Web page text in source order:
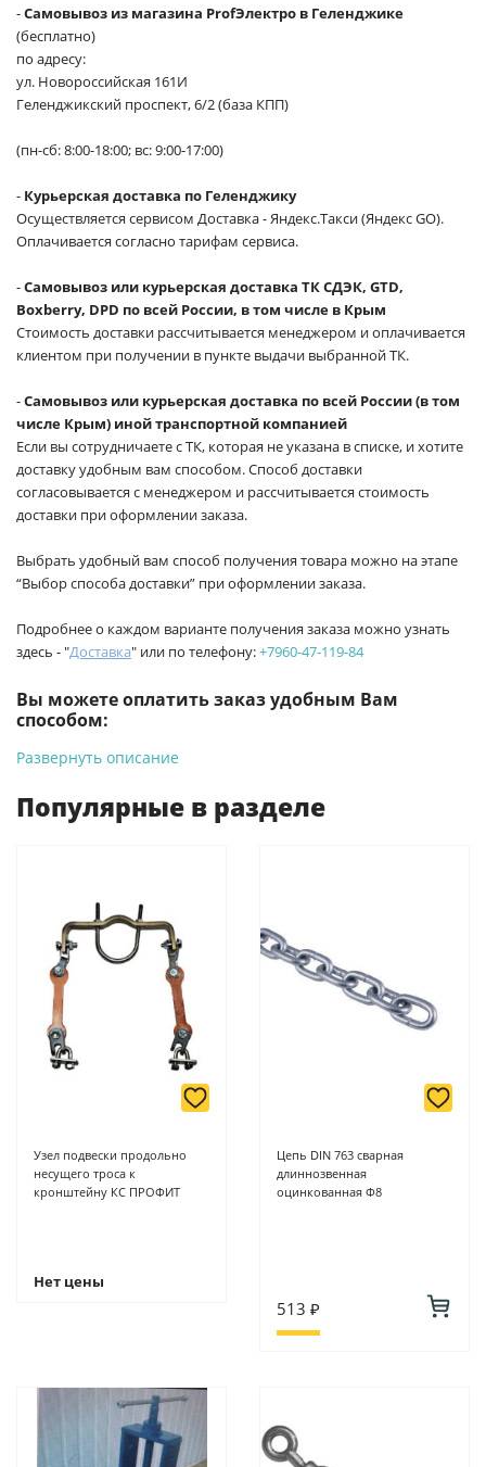
-Самовывоз из магазина ProfЭлектро в Геленджике
(бесплатно)
по адресу:
ул. Новороссийская 161И
Геленджикский проспект, 6/2 (база КПП)
(пн-сб: 8:00-18:00; вс: 9:00-17:00)
- Курьерская доставка по Геленджику
Осуществляется сервисом Доставка - Яндекс.Такси (Яндекс GO).
Оплачивается согласно тарифам сервиса.
-Самовывоз или курьерская доставка ТК СДЭК, GTD,
Boxberry, DPD по всей России, в том числе в Крым
Стоимость доставки рассчитывается менеджером и оплачивается
клиентом при получении в пункте выдачи выбранной ТК.
-Самовывоз или курьерская доставка по всей России (в том
числе Крым) иной транспортной компанией
Если вы сотрудничаете с ТК, которая не указана в списке, и хотите
доставку удобным вам способом. Способ доставки
согласовывается с менеджером и рассчитывается стоимость
доставки при оформлении заказа.
Выбрать удобный вам способ получения товара можно на этапе
“Выбор способа доставки” при оформлении заказа.
Подробнее о каждом варианте получения заказа можно узнать
здесь - "Доставка" или по телефону:+7960-47-119-84
Вы можете оплатить заказ удобным Вам
способом:
-Банковской картой на сайте ProffЭлектро. Данный вид
Для юридических лиц: переводом на расчетный счет при
онлайн оплате заказа на сайте.
Подробнее о способах оплаты можно узнать здесь - "Оплата"
Развернуть описание
Популярные в разделе
Узел подвески продольно
несущего троса к
кронштейну КС ПРОФИТ
Нет цены
Цепь DIN 763 сварная
длиннозвенная
оцинкованная Ф8
513 ₽